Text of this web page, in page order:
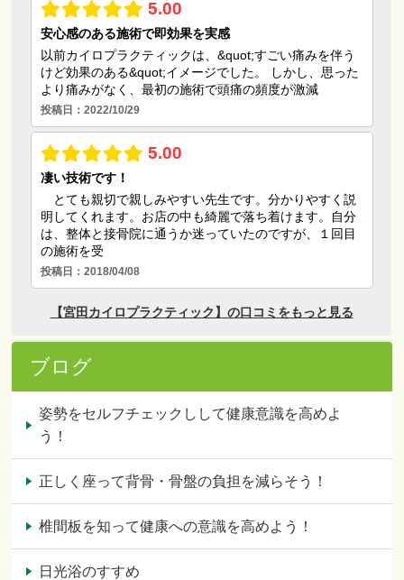
ブログ
姿勢をセルフチェックしして健康意識を高めよ
う！
正しく座って背骨・骨盤の負担を減らそう！
椎間板を知って健康への意識を高めよう！
日光浴のすすめ